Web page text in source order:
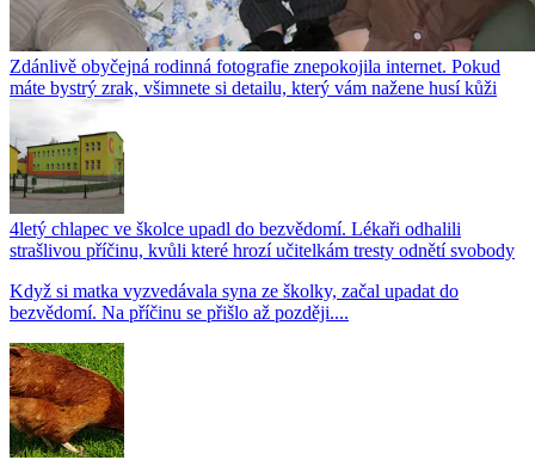
Zdánlivě obyčejná rodinná fotografie znepokojila internet. Pokud
máte bystrý zrak, všimnete si detailu, který vám nažene husí kůži
4letý chlapec ve školce upadl do bezvědomí. Lékaři odhalili
strašlivou příčinu, kvůli které hrozí učitelkám tresty odnětí svobody
Když si matka vyzvedávala syna ze školky, začal upadat do
bezvědomí. Na příčinu se přišlo až později....